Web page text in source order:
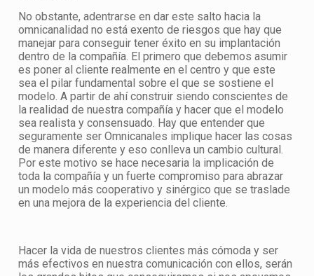
No obstante, adentrarse en dar este salto hacia la
omnicanalidad no está exento de riesgos que hay que
manejar para conseguir tener éxito en su implantación
dentro de la compañía. El primero que debemos asumir
es poner al cliente realmente en el centro y que este
sea el pilar fundamental sobre el que se sostiene el
modelo. A partir de ahí construir siendo conscientes de
la realidad de nuestra compañía y hacer que el modelo
sea realista y consensuado. Hay que entender que
seguramente ser Omnicanales implique hacer las cosas
de manera diferente y eso conlleva un cambio cultural.
Por este motivo se hace necesaria la implicación de
toda la compañía y un fuerte compromiso para abrazar
un modelo más cooperativo y sinérgico que se traslade
en una mejora de la experiencia del cliente.
Hacer la vida de nuestros clientes más cómoda y ser
más efectivos en nuestra comunicación con ellos, serán